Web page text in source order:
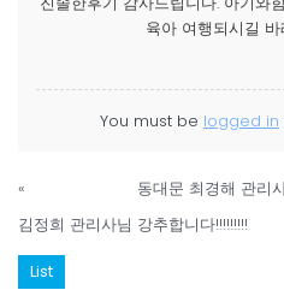
육아 여행되시길
You must be logged in
«
동대문 최경해 관리
김정희 관리사님 강추합니다!!!!!!!!!
List